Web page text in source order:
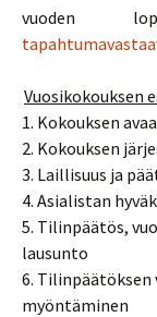
vuoden
Vuosikokouksen
1. Kokouksen
2. Kokouksen
3. Laillisuus ja
4. Asialistan
5. Tilinpäätös,
lausunto
6. Tilinpäätöksen
myöntäminen